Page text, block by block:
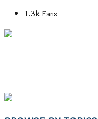
1.3kFans